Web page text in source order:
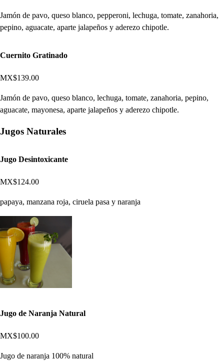
Jamón de pavo, queso blanco, pepperoni, lechuga, tomate, zanahoria,
pepino, aguacate, aparte jalapeños y aderezo chipotle.
Cuernito Gratinado
MX$139.00
Jamón de pavo, queso blanco, lechuga, tomate, zanahoria, pepino,
aguacate, mayonesa, aparte jalapeños y aderezo chipotle.
Jugos Naturales
Jugo Desintoxicante
MX$124.00
papaya, manzana roja, ciruela pasa y naranja
Jugo de Naranja Natural
MX$100.00
Jugo de naranja 100% natural